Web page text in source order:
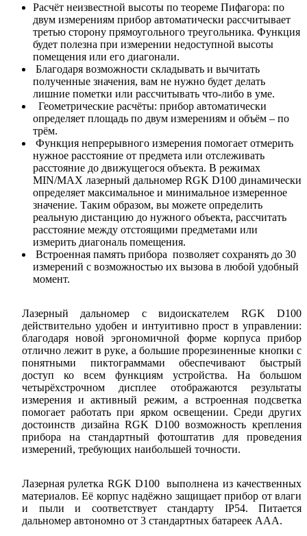
Расчёт неизвестной высоты по теореме Пифагора: по
двум измерениям прибор автоматически рассчитывает
третью сторону прямоугольного треугольника. Функция
будет полезна при измерении недоступной высоты
помещения или его диагонали.
Благодаря возможности складывать и вычитать
полученные значения, вам не нужно будет делать
лишние пометки или рассчитывать что-либо в уме.
Геометрические расчёты: прибор автоматически
определяет площадь по двум измерениям и объём – по
трём.
Функция непрерывного измерения помогает отмерить
нужное расстояние от предмета или отслеживать
расстояние до движущегося объекта. В режимах
MIN/MAX лазерный дальномер RGK D100 динамически
определяет максимальное и минимальное измеренное
значение. Таким образом, вы можете определить
реальную дистанцию до нужного объекта, рассчитать
расстояние между отстоящими предметами или
измерить диагональ помещения.
Встроенная память прибора позволяет сохранять до 30
измерений с возможностью их вызова в любой удобный
момент.
Лазерный дальномер с видоискателем RGK D100
действительно удобен и интуитивно прост в управлении:
благодаря новой эргономичной форме корпуса прибор
отлично лежит в руке, а большие прорезиненные кнопки с
понятными пиктограммами обеспечивают быстрый
доступ ко всем функциям устройства. На большом
четырёхстрочном дисплее отображаются результаты
измерения и активный режим, а встроенная подсветка
помогает работать при ярком освещении. Среди других
достоинств дизайнаRGK D100возможность крепления
прибора на стандартный фотоштатив для проведения
измерений, требующих наибольшей точности.
Лазерная рулетка RGK D100
выполнена из качественных
материалов. Её корпус надёжно защищает прибор от влаги
и пыли и соответствует стандарту IP54. Питается
дальномер автономно от 3 стандартных батареек ААА.